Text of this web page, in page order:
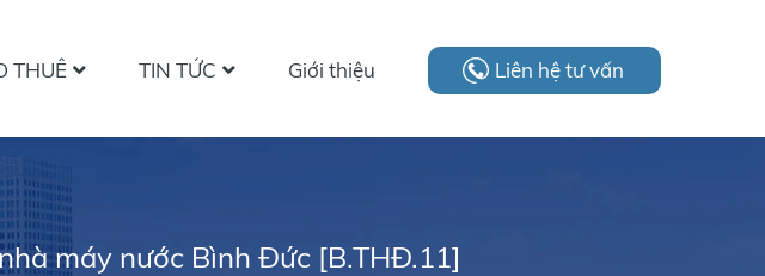
THUÊ TIN TỨC Giới thiệu Liên hệ tư vấn
máy nước Bình Đức [B.THĐ.11]